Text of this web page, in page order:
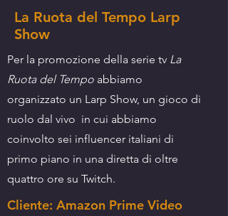
La Ruota del Tempo Larp
Show
Per la promozione della serie tv La
Ruota del Tempo abbiamo
organizzato un Larp Show, un gioco di
ruolo dal vivo in cui abbiamo
coinvolto sei influencer italiani di
primo piano in una diretta di oltre
quattro ore su Twitch.
Cliente: Amazon Prime Video